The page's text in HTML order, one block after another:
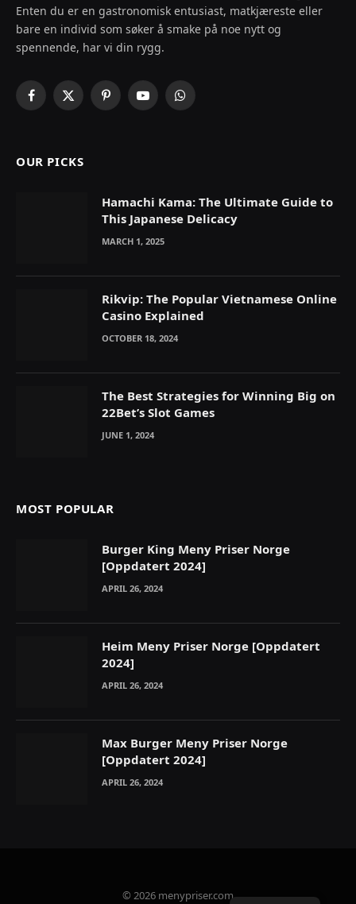
Enten du er en gastronomisk entusiast, matkjæreste eller
bare en individ som søker å smake på noe nytt og
spennende, har vi din rygg.
Facebook
X
PinterestYouTubeWhatsApp
OUR PICKS
Hamachi Kama: The Ultimate Guide to
This Japanese Delicacy
MARCH 1, 2025
Rikvip: The Popular Vietnamese Online
Casino Explained
OCTOBER 18, 2024
The Best Strategies for Winning Big on
22Bet’s Slot Games
JUNE 1, 2024
MOST POPULAR
Burger King Meny Priser Norge
[Oppdatert 2024]
APRIL 26, 2024
Heim Meny Priser Norge [Oppdatert
2024]
APRIL 26, 2024
Max Burger Meny Priser Norge
[Oppdatert 2024]
APRIL 26, 2024
© 2026 menypriser.com